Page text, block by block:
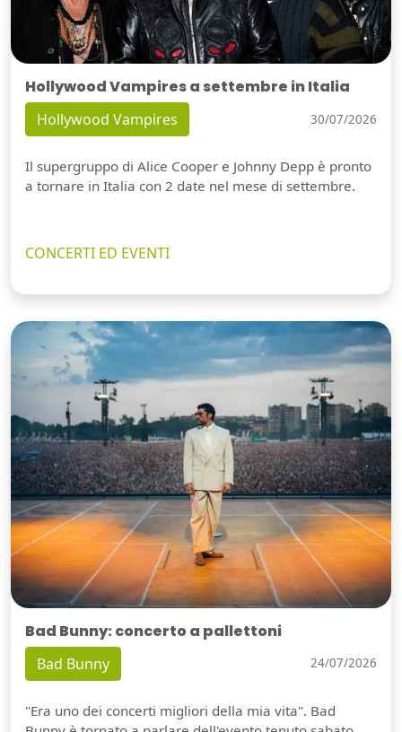
Hollywood Vampires a settembre in Italia
Hollywood Vampires 30/07/2026
Il supergruppo di Alice Cooper e Johnny Depp è pronto
a tornare in Italia con 2 date nel mese di settembre.
CONCERTI ED EVENTI
Bad Bunny: concerto a pallettoni
Bad Bunny 24/07/2026
"Era uno dei concerti migliori della mia vita". Bad